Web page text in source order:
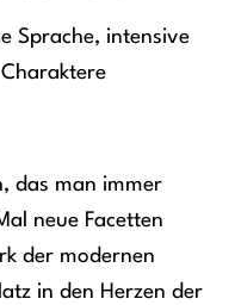
Sprache, intensive
das man immer
neue Facetten
der modernen
in den Herzen der